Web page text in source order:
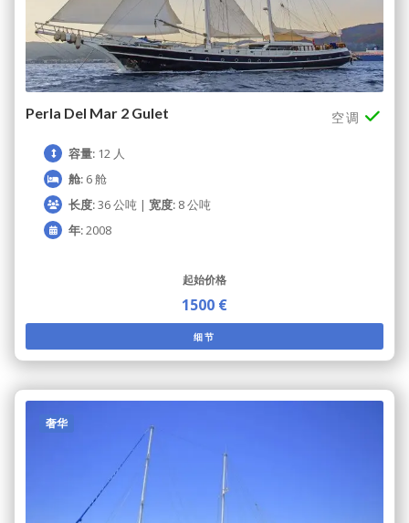
Perla Del Mar 2 Gulet 空调
容量: 12 人
舱: 6 舱
长度:36 公吨 | 宽度: 8 公吨
年:2008
起始价格
1500 €
细节
奢华